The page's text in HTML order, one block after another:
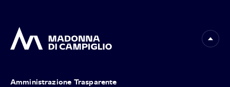
Amministrazione Trasparente